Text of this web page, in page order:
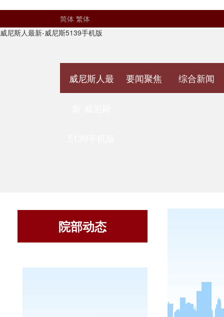
简体 繁体
威尼斯人最新-威尼斯5139手机版
威尼斯人最 要闻聚焦 综合新闻
院部动态
为迎